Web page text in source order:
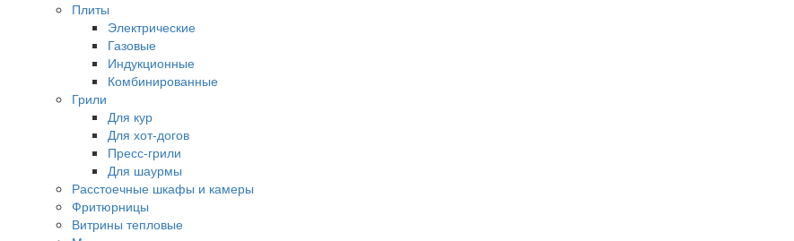
Плиты
Электрические
Газовые
Индукционные
Комбинированные
Грили
Для кур
Для хот-догов
Пресс-грили
Для шаурмы
Расстоечные шкафы и камеры
Фритюрницы
Витрины тепловые